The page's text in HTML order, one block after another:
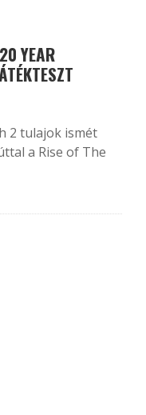
YEAR
2 tulajok ismét
a Rise of The